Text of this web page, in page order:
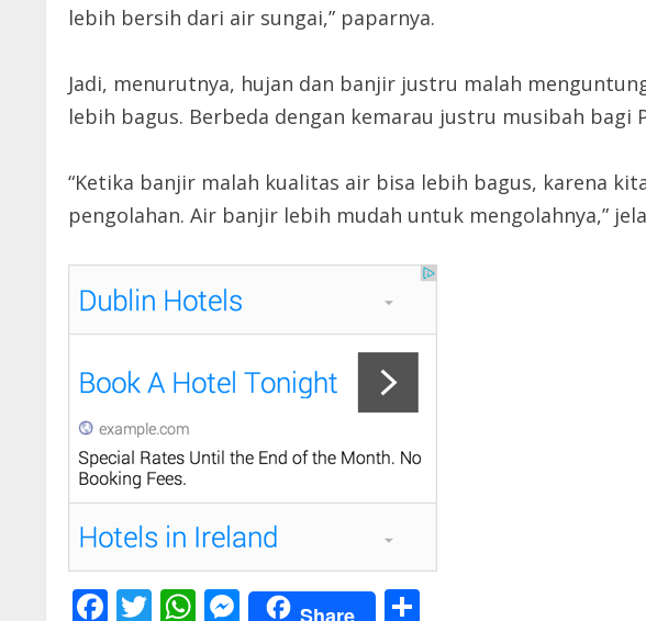
lebih bersih dari air sungai,” paparnya.
Jadi, menurutnya, hujan dan banjir justru malah
lebih bagus. Berbeda dengan kemarau justru musibah bagi
“Ketika banjir malah kualitas air bisa lebih bagus, karena
pengolahan. Air banjir lebih mudah untuk mengolahnya,”
F T W M